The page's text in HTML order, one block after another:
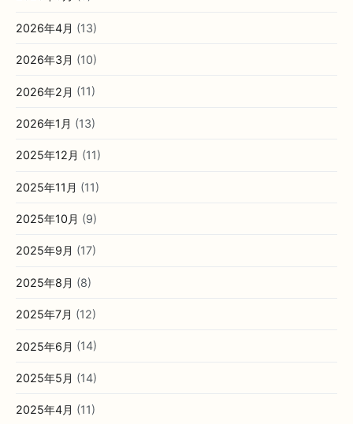
2026年4月 (13)
2026年3月 (10)
2026年2月 (11)
2026年1月 (13)
2025年12月 (11)
2025年11月 (11)
2025年10月 (9)
2025年9月 (17)
2025年8月 (8)
2025年7月 (12)
2025年6月 (14)
2025年5月 (14)
2025年4月 (11)